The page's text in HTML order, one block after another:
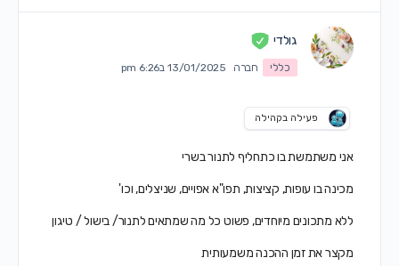
גולדי
כללי חברה 13/01/2025 ב6:26 pm
פעילה בקהילה
אני משתמשת בו כתחליף לתנור בשרי
מכינה בו עופות, קציצות, תפו"א אפויים, שניצלים, וכו'
ללא מתכונים מיוחדים, פשוט כל מה שמתאים לתנור/ בישול / טיגון
מקצר את זמן ההכנה משמעותית